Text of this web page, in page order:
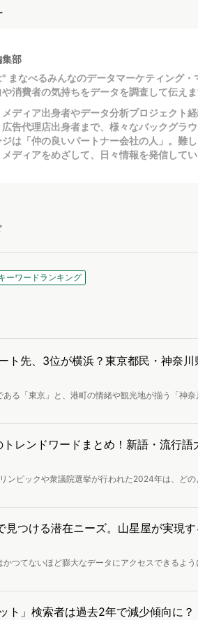
集部
まなべるみんなのデータマーケティング・
消費者の気持ちをデータを調査して伝えま
ディア出身者やデータ分析プロジェクト
広告代理店出身者まで、様々なバックグラ
は「仲の良いパートナー会社の人」。難
ディアをめざして、日々情報を発信してい
ーワードランキング
ト先、3位が横浜？東京都民・神奈
る「東京」と、港町の情緒や観光地が揃う「神奈
多いからこそ「結局みんな、どこに行くのか」が
どのような場所でデートをしているのでしょうか。
レンドワードまとめ！新語・流行
ンピックや衆議院選挙が行われた2024年は、ど
リューズで分析した今年1年間の週間検索キーワ
つける潜在ニーズ。山星屋が実現
かつてないほど膨大なデータにアクセスできるよ
して課題を感じているマーケターも少なくないの
に、1年後、3年後の市場動向を予測し、商品開発
とDockpitだからこそ得られる価値を伺いました。
ット」検索者は過去2年で減少傾向に